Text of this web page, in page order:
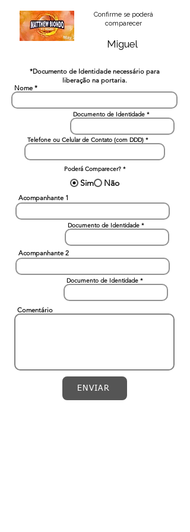
Confirme se poderá
comparecer
Miguel
*Documento de Identidade necessário para
liberação na portaria.
Nome
Documento de Identidade
Telefone ou Celular de Contato (com DDD)
Poderá Comparecer? *
Sim Não
Acompanhante 1
Documento de Identidade
Acompanhante 2
Documento de Identidade
Comentário
ENVIAR